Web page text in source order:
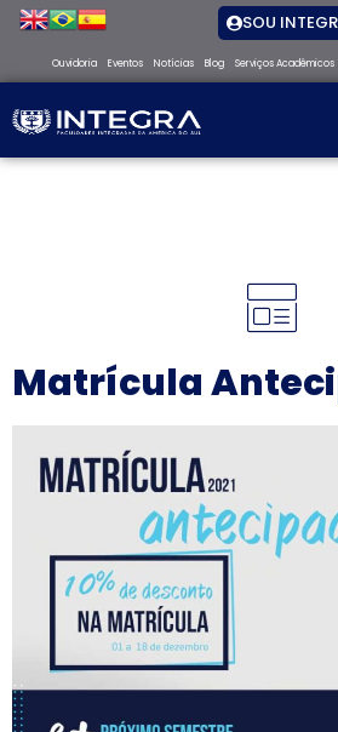
SOU
Ouvidoria Eventos Notícias Blog Serviços Acadêmicos
Matrícula